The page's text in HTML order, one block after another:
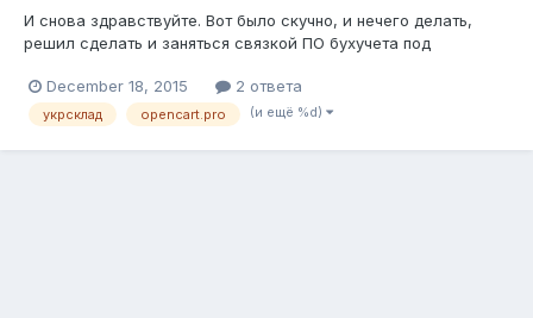
И снова здравствуйте. Вот было скучно, и нечего делать,
решил сделать и заняться связкой ПО бухучета под
(сетевая версия для синхронизации). Оpencart.pro_2.1.0.1.10 и
парсер Content Downloader X1. Ранее это всё делал на
чистом...
December 18, 2015 2 ответа
укрсклад opencart.pro (и ещё %d)